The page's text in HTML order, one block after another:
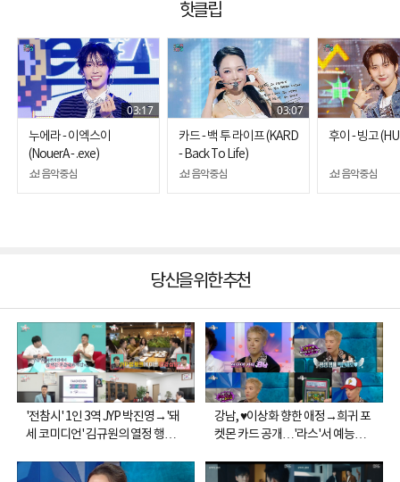
핫클립
03:17
누에라 - 이엑스이
(NouerA - .exe)
쇼! 음악중심
03:07
카드 - 백 투 라이프 (KARD
- Back To Life)
쇼! 음악중심
후이 - 빙고
쇼! 음악중심
당신을 위한 추천
'전참시' 1인 3역 JYP 박진영→'돼
세 코미디언' 김규원의 열정 행
강남, ♥이상화 향한 애정→희귀 포
켓몬 카드 공개…'라스'서 예능감